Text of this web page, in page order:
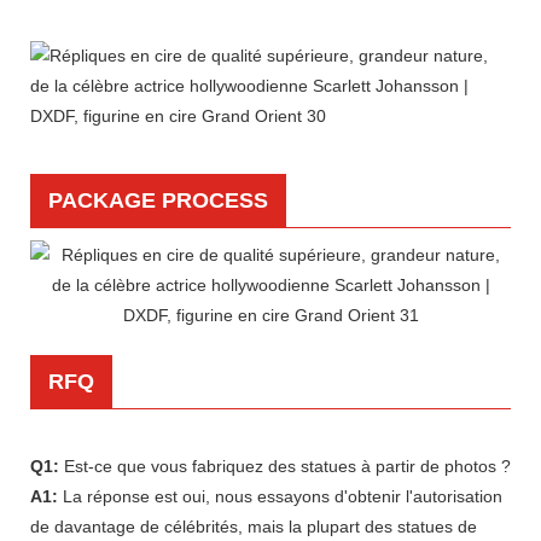
PACKAGE PROCESS
RFQ
Q1: Est-ce que vous fabriquez des statues à partir de photos ?
A1: La réponse est oui, nous essayons d'obtenir l'autorisation
de davantage de célébrités, mais la plupart des statues de